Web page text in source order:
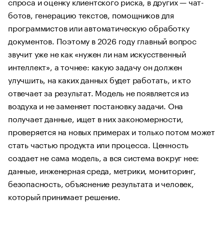
ботов, генерацию текстов, помощников для
программистов или автоматическую обработку
документов. Поэтому в 2026 году главный вопрос
звучит уже не как «нужен ли нам искусственный
интеллект», а точнее: какую задачу он должен
улучшить, на каких данных будет работать, и кто
отвечает за результат. Модель не появляется из
воздуха и не заменяет постановку задачи. Она
получает данные, ищет в них закономерности,
проверяется на новых примерах и только потом может
стать частью продукта или процесса. Ценность
создает не сама модель, а вся система вокруг нее:
данные, инженерная среда, метрики, мониторинг,
безопасность, объяснение результата и человек,
который принимает решение.